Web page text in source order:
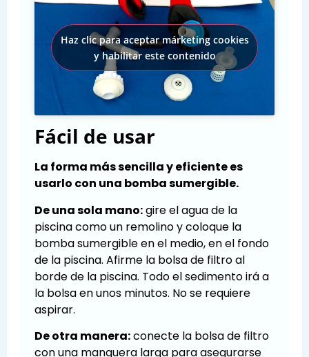
Haz clic para aceptar márketing cookies
y habilitar este contenido
Fácil de usar
La forma más sencilla y eficiente es
usarlo con una bomba sumergible.
De una sola mano:gire el agua de la
piscina como un remolino y coloque la
bomba sumergible en el medio, en el fondo
de la piscina. Afirme la bolsa de filtro al
borde de la piscina. Todo el sedimento irá a
la bolsa en unos minutos. No se requiere
aspirar.
De otra manera:conecte la bolsa de filtro
con una manguera larga para asegurarse